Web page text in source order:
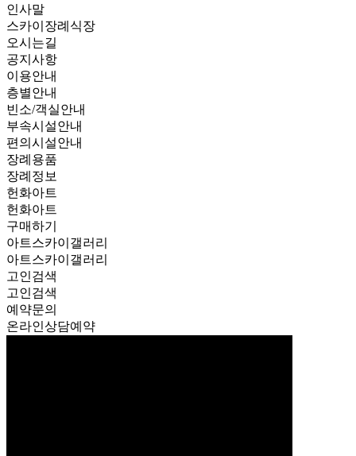
인사말
스카이장례식장
오시는길
공지사항
이용안내
층별안내
빈소/객실안내
부속시설안내
편의시설안내
장례용품
장례정보
헌화아트
헌화아트
구매하기
아트스카이갤러리
아트스카이갤러리
고인검색
고인검색
예약문의
온라인상담예약